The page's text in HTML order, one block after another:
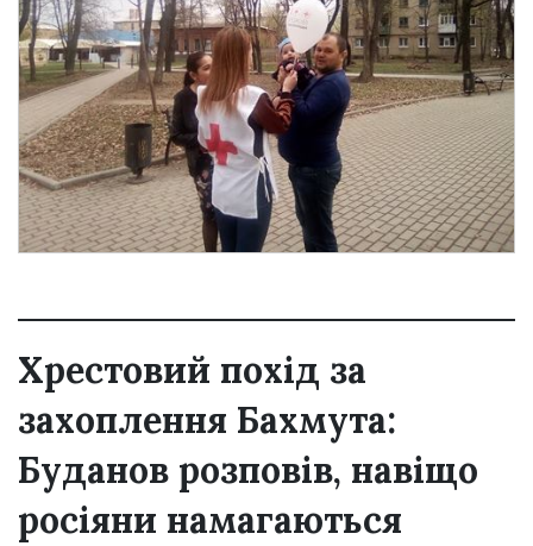
Хрестовий похід за
захоплення Бахмута:
Буданов розповів, навіщо
росіяни намагаються